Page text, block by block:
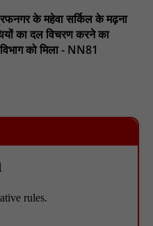
के महेवा सर्किल के मढ़ना
का दल विचरण करने का
को मिला - NN81